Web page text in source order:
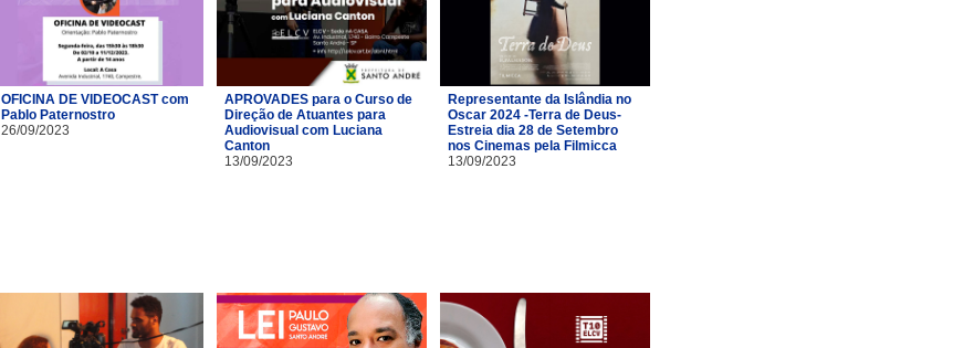
OFICINA DE VIDEOCAST com
Pablo Paternostro
26/09/2023
APROVADES para o Curso de
Direção de Atuantes para
Audiovisual com Luciana
Canton
13/09/2023
Representante da Islândia no
Oscar 2024 -Terra de Deus-
Estreia dia 28 de Setembro
nos Cinemas pela Filmicca
13/09/2023